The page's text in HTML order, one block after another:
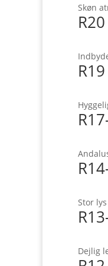
Skøn
Stor
Dejlig